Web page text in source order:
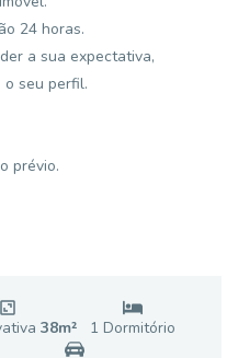
24 horas.
a sua expectativa,
o seu perfil.
prévio.
38m² 1 Dormitório